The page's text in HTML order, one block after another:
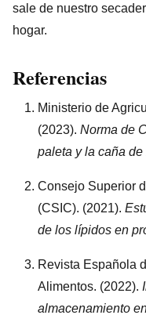
sale de nuestro
hogar.
Referencias
Ministerio de
(2023). Norma de
paleta y la caña
Consejo Superior
(CSIC). (2021).
de los lípidos en
Revista Española
Alimentos. (2022).
almacenamiento